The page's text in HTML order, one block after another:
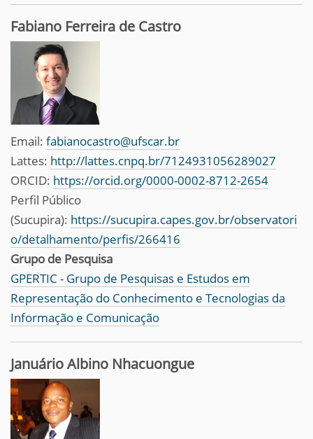
Fabiano Ferreira de Castro
Email: fabianocastro@ufscar.br
Lattes: http://lattes.cnpq.br/7124931056289027
ORCID: https://orcid.org/0000-0002-8712-2654
Perfil Público
(Sucupira): https://sucupira.capes.gov.br/observatori
o/detalhamento/perfis/266416
Grupo de Pesquisa
GPERTIC - Grupo de Pesquisas e Estudos em
Representação do Conhecimento e Tecnologias da
Informação e Comunicação
Januário Albino Nhacuongue